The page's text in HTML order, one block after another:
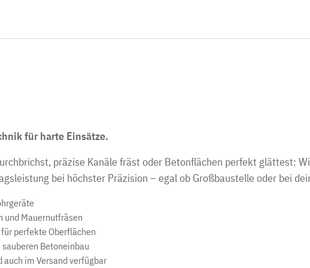
für harte Einsätze.
präzise Kanäle fräst oder Betonflächen perfekt glättest:
bei höchster Präzision – egal ob Großbaustelle oder bei
und Mauernutfräsen
perfekte Oberflächen
Betoneinbau
im Versand verfügbar